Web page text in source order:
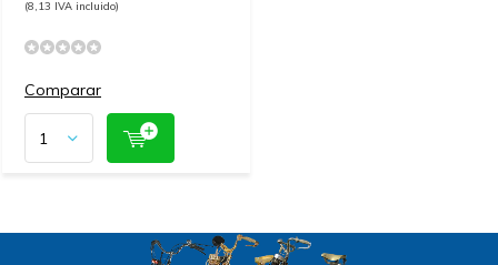
(8,13 IVA incluido)
Comparar